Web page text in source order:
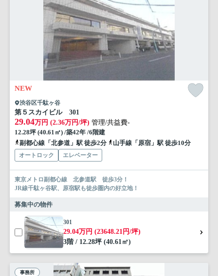
NEW
渋谷区千駄ヶ谷
第５スカイビル 301
29.04万円 (2.36万円/坪) 管理/共益費-
12.28坪 (40.61㎡) /築42年 /6階建
副都心線「北参道」駅 徒歩2分
山手線「原宿」駅 徒歩10分
オートロック エレベーター
東京メトロ副都心線 北参道駅 徒歩3分！
JR線千駄ヶ谷駅、原宿駅も徒歩圏内の好立地！
募集中の物件
301
29.04万円 (23648.21円/坪)
3階 / 12.28坪 (40.61㎡)
事務所